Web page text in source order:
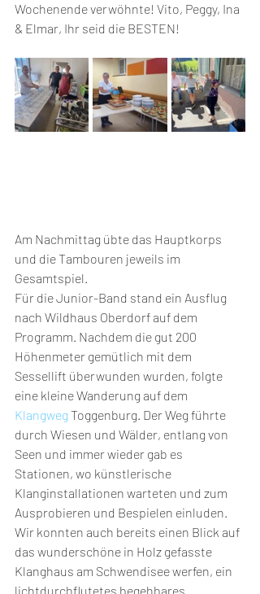
Wochenende verwöhnte! Vito, Peggy, Ina
& Elmar, Ihr seid die BESTEN!
Am Nachmittag übte das Hauptkorps
und die Tambouren jeweils im
Gesamtspiel.
Für die Junior-Band stand ein Ausflug
nach Wildhaus Oberdorf auf dem
Programm. Nachdem die gut 200
Höhenmeter gemütlich mit dem
Sessellift überwunden wurden, folgte
eine kleine Wanderung auf dem
Klangweg Toggenburg. Der Weg führte
durch Wiesen und Wälder, entlang von
Seen und immer wieder gab es
Stationen, wo künstlerische
Klanginstallationen warteten und zum
Ausprobieren und Bespielen einluden.
Wir konnten auch bereits einen Blick auf
das wunderschöne in Holz gefasste
Klanghaus am Schwendisee werfen, ein
lichtdurchflutetes begehbares